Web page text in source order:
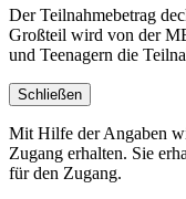
Der Teilnahmebetrag
Großteil wird von der
und Teenagern die
Schließen
Mit Hilfe der Angaben
Zugang erhalten. Sie
für den Zugang.